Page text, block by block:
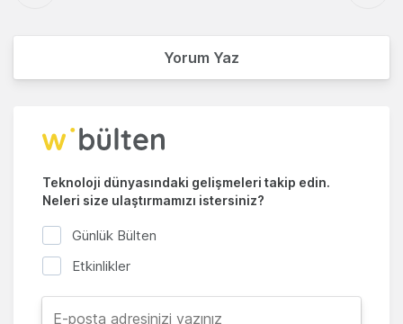
Yorum Yaz
Teknoloji dünyasındaki gelişmeleri takip edin.
Neleri size ulaştırmamızı istersiniz?
Günlük Bülten
Etkinlikler